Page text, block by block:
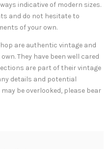
indicative of modern sizes.
and do not hesitate to
of your own.
are authentic vintage and
They have been well cared
are part of their vintage
details and potential
be overlooked, please bear